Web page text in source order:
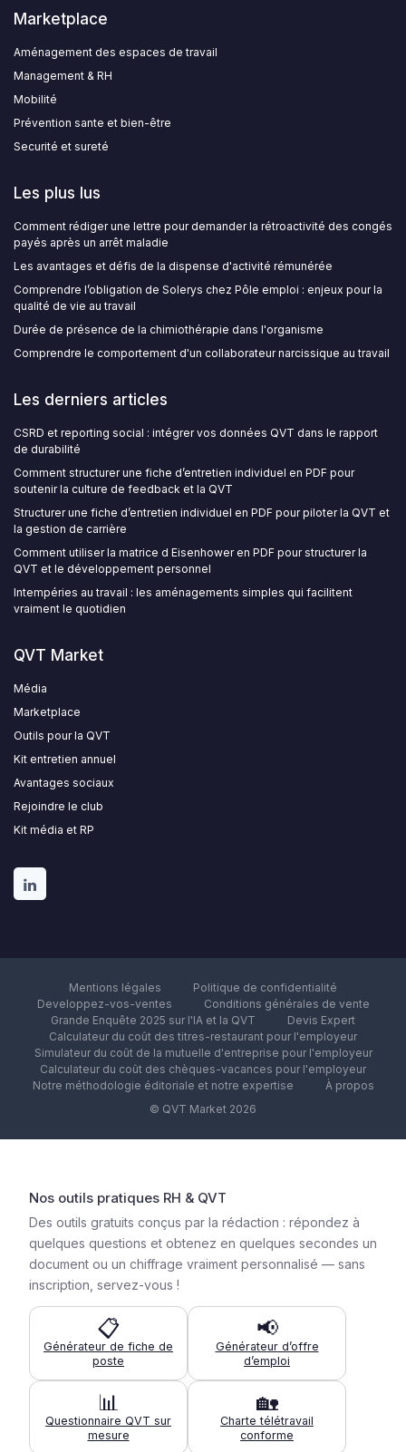
Marketplace
Aménagement des espaces de travail
Management & RH
Mobilité
Prévention sante et bien-être
Securité et sureté
Les plus lus
Comment rédiger une lettre pour demander la rétroactivité des congés
payés après un arrêt maladie
Les avantages et défis de la dispense d'activité rémunérée
Comprendre l’obligation de Solerys chez Pôle emploi : enjeux pour la
qualité de vie au travail
Durée de présence de la chimiothérapie dans l'organisme
Comprendre le comportement d'un collaborateur narcissique au travail
Les derniers articles
CSRD et reporting social : intégrer vos données QVT dans le rapport
de durabilité
Comment structurer une fiche d’entretien individuel en PDF pour
soutenir la culture de feedback et la QVT
Structurer une fiche d’entretien individuel en PDF pour piloter la QVT et
la gestion de carrière
Comment utiliser la matrice d Eisenhower en PDF pour structurer la
QVT et le développement personnel
Intempéries au travail : les aménagements simples qui facilitent
vraiment le quotidien
QVT Market
Média
Marketplace
Outils pour la QVT
Kit entretien annuel
Avantages sociaux
Rejoindre le club
Kit média et RP
Mentions légales
Politique de confidentialité
Developpez-vos-ventes
Conditions générales de vente
Grande Enquête 2025 sur l'IA et la QVT
Devis Expert
Calculateur du coût des titres-restaurant pour l'employeur
Simulateur du coût de la mutuelle d'entreprise pour l'employeur
Calculateur du coût des chèques-vacances pour l'employeur
Notre méthodologie éditoriale et notre expertise
À propos
© QVT Market 2026
Nos outils pratiques RH & QVT
Des outils gratuits conçus par la rédaction : répondez à
quelques questions et obtenez en quelques secondes un
document ou un chiffrage vraiment personnalisé — sans
inscription, servez-vous !
📋
Générateur de fiche de
poste
📢
Générateur d’offre
d’emploi
📊
Questionnaire QVT sur
mesure
🏡
Charte télétravail
conforme